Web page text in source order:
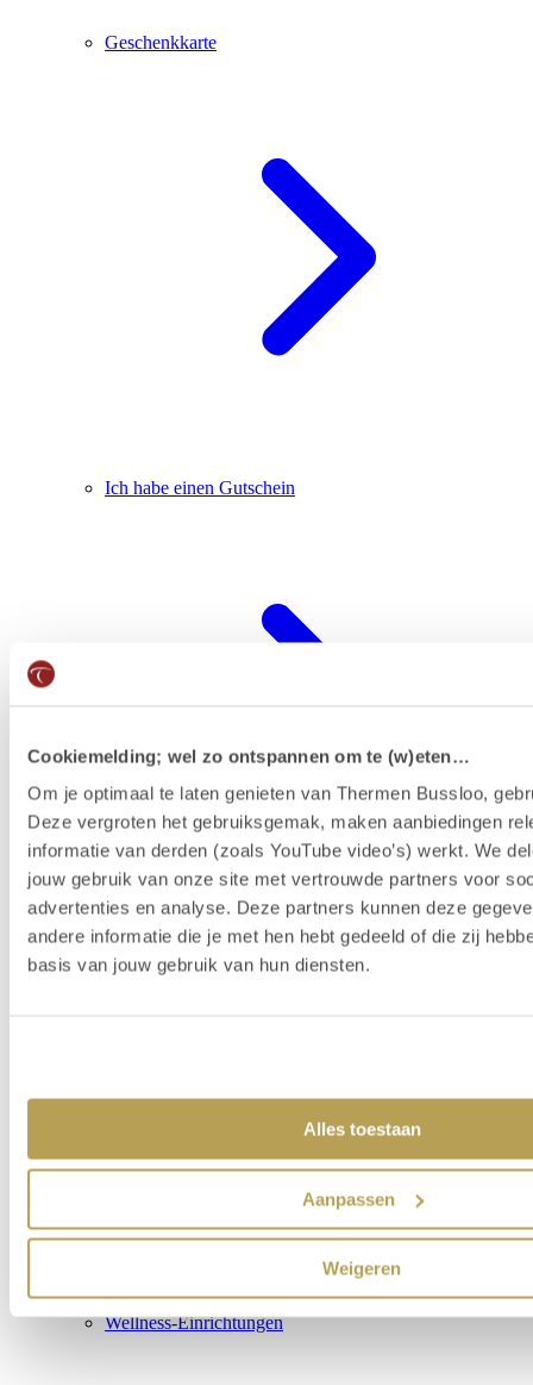
Cookiemelding; wel zo ontspannen om te (w)eten…
Om je optimaal te laten genieten van Thermen Bussloo,
Deze vergroten het gebruiksgemak, maken aanbiedingen
informatie van derden (zoals YouTube video’s) werkt. We
jouw gebruik van onze site met vertrouwde partners voor
advertenties en analyse. Deze partners kunnen deze
andere informatie die je met hen hebt gedeeld of die zij
basis van jouw gebruik van hun diensten.
Alles toestaan
Aanpassen
Weigeren
Geschenkkarte
Ich habe einen Gutschein
Wellness-Resort
Wellness-Einrichtungen